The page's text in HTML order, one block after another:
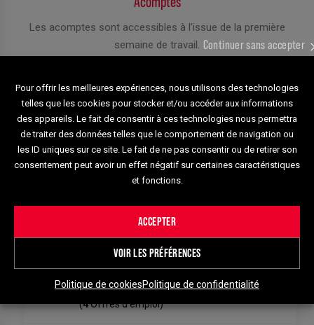
Pour offrir les meilleures expériences, nous utilisons des technologies
telles que les cookies pour stocker et/ou accéder aux informations
des appareils. Le fait de consentir à ces technologies nous permettra
de traiter des données telles que le comportement de navigation ou
les ID uniques sur ce site. Le fait de ne pas consentir ou de retirer son
consentement peut avoir un effet négatif sur certaines caractéristiques
et fonctions.
ACCEPTER
Continuer sans accepter
VOIR LES PRÉFÉRENCES
Politique de cookiesPolitique de confidentialité
Les acomptes sont accessibles à l’issue de la première
semaine de travail.
NOS OFFRES PAR SECTEURS
Offres d'emploi)
Industrie
(4Offres d'emploi)